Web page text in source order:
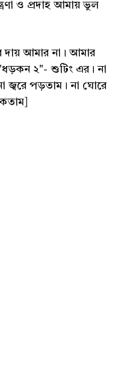
ও প্রদাহ আমায় ভুল
আমার না। আমার
২"- শুটিং এর। না
জ্বরে পড়তাম। না ঘোরে